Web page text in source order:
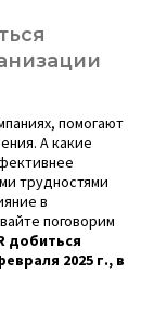
помогают
А какие
трудностями
в
поговорим
добиться
2025 г., в